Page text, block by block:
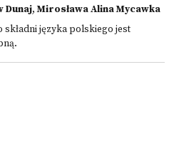
Dunaj,Mirosława Alina Mycawka
języka polskiego jest